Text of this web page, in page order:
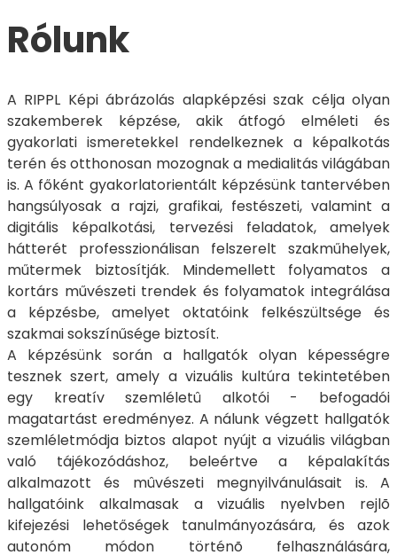
Rólunk
A RIPPL Képi ábrázolás alapképzési szak célja olyan
szakemberek képzése, akik átfogó elméleti és
gyakorlati ismeretekkel rendelkeznek a képalkotás
terén és otthonosan mozognak a medialitás világában
is. A főként gyakorlatorientált képzésünk tantervében
hangsúlyosak a rajzi, grafikai, festészeti, valamint a
digitális képalkotási, tervezési feladatok, amelyek
hátterét professzionálisan felszerelt szakműhelyek,
műtermek biztosítják. Mindemellett folyamatos a
kortárs művészeti trendek és folyamatok integrálása
a képzésbe, amelyet oktatóink felkészültsége és
szakmai sokszínűsége biztosít.
A képzésünk során a hallgatók olyan képességre
tesznek szert, amely a vizuális kultúra tekintetében
egy kreatív szemléletû alkotói - befogadói
magatartást eredményez. A nálunk végzett hallgatók
szemléletmódja biztos alapot nyújt a vizuális világban
való tájékozódáshoz, beleértve a képalakítás
alkalmazott és mûvészeti megnyilvánulásait is. A
hallgatóink alkalmasak a vizuális nyelvben rejlõ
kifejezési lehetőségek tanulmányozására, és azok
autonóm módon történõ felhasználására,